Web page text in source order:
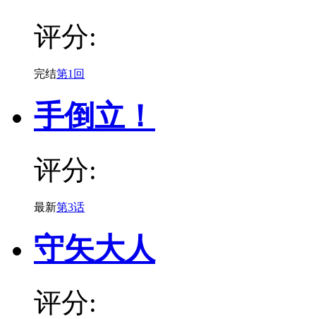
评分:
完结第1回
手倒立！
评分:
最新第3话
守矢大人
评分: